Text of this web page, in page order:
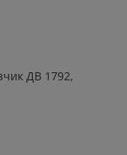
ДВ 1792,